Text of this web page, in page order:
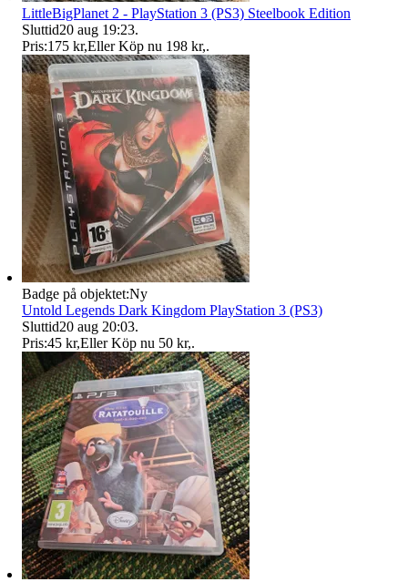
LittleBigPlanet 2 - PlayStation 3 (PS3) Steelbook Edition
Sluttid20 aug 19:23.
Pris:175 kr,Eller Köp nu 198 kr,.
Badge på objektet:Ny
Untold Legends Dark Kingdom PlayStation 3 (PS3)
Sluttid20 aug 20:03.
Pris:45 kr,Eller Köp nu 50 kr,.